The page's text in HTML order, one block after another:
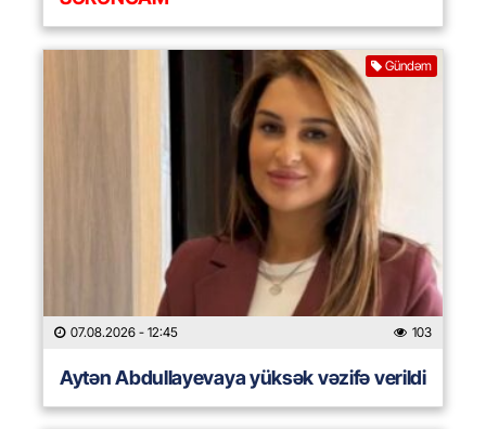
Gündəm
07.08.2026 - 12:45 103
Aytən Abdullayevaya yüksək vəzifə verildi